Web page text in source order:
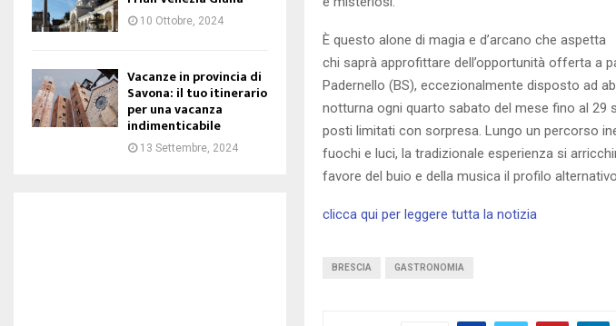
È questo alone di magia e d’arcano che aspetta
chi saprà approfittare dell’opportunità offerta a
Padernello (BS), eccezionalmente disposto ad
notturna ogni quarto sabato del mese fino al 29
posti limitati con sorpresa. Lungo un percorso
fuochi e luci, la tradizionale esperienza si
favore del buio e della musica il profilo
clicca qui per leggere tutta la notizia
BRESCIA GASTRONOMIA
10 Ottobre, 2024
Vacanze in provincia di
Savona: il tuo itinerario
per una vacanza
indimenticabile
13 Settembre, 2024